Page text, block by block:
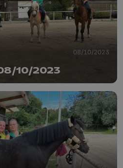
08/10/2023
10/2023